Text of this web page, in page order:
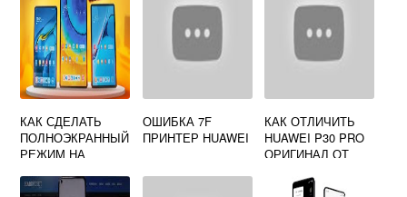
КАК СДЕЛАТЬ
ПОЛНОЭКРАННЫЙ
РЕЖИМ НА
HUAWEI
ОШИБКА 7F
ПРИНТЕР HUAWEI
КАК ОТЛИЧИТЬ
HUAWEI P30 PRO
ОРИГИНАЛ ОТ